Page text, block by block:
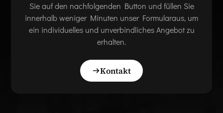
Sie auf den nachfolgenden Button und füllen Sie
innerhalb weniger Minuten unser Formularaus, um
ein individuelles und unverbindliches Angebot zu
erhalten.
Kontakt